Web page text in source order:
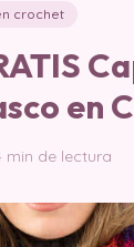
crochet
en
min de lectura